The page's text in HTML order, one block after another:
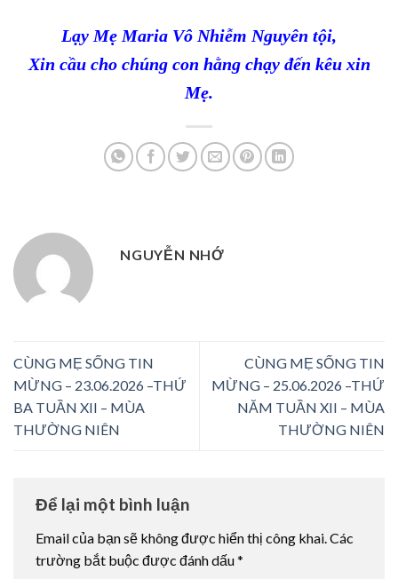
Lạy Mẹ Maria Vô Nhiễm Nguyên tội,
Xin cầu cho chúng con hằng chạy đến kêu xin
Mẹ.
NGUYỄN NHỚ
CÙNG MẸ SỐNG TIN
MỪNG – 23.06.2026 –THỨ
BA TUẦN XII – MÙA
THƯỜNG NIÊN
CÙNG MẸ SỐNG TIN
MỪNG – 25.06.2026 –THỨ
NĂM TUẦN XII – MÙA
THƯỜNG NIÊN
Để lại một bình luận
Email của bạn sẽ không được hiển thị công khai.Các
trường bắt buộc được đánh dấu*